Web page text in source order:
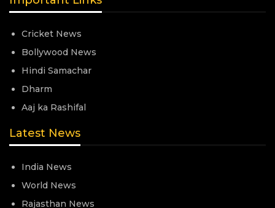
Cricket News
Bollywood News
Hindi Samachar
Dharm
Aaj ka Rashifal
Latest News
India News
World News
Rajasthan News